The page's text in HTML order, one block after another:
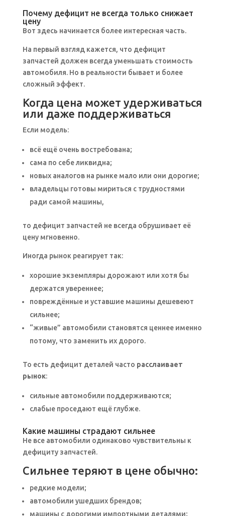
Почему дефицит не всегда только снижает
цену
Вот здесь начинается более интересная часть.
На первый взгляд кажется, что дефицит
запчастей должен всегда уменьшать стоимость
автомобиля. Но в реальности бывает и более
сложный эффект.
Когда цена может удерживаться
или даже поддерживаться
Если модель:
всё ещё очень востребована;
сама по себе ликвидна;
новых аналогов на рынке мало или они дорогие;
владельцы готовы мириться с трудностями
ради самой машины,
то дефицит запчастей не всегда обрушивает её
цену мгновенно.
Иногда рынок реагирует так:
хорошие экземпляры дорожают или хотя бы
держатся увереннее;
повреждённые и уставшие машины дешевеют
сильнее;
“живые” автомобили становятся ценнее именно
потому, что заменить их дорого.
То есть дефицит деталей часто расслаивает
рынок:
сильные автомобили поддерживаются;
слабые проседают ещё глубже.
Какие машины страдают сильнее
Не все автомобили одинаково чувствительны к
дефициту запчастей.
Сильнее теряют в цене обычно:
редкие модели;
автомобили ушедших брендов;
машины с дорогими импортными деталями;